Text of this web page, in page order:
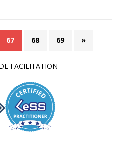
67 68 69 »
FACILITATION